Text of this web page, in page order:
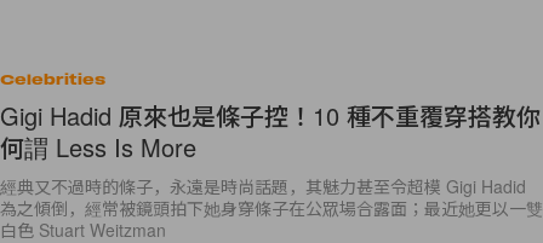
Celebrities
Gigi Hadid 原來也是條子控！10 種不重覆穿搭教你
何謂 Less Is More
經典又不過時的條子，永遠是時尚話題，其魅力甚至令超模 Gigi Hadid
為之傾倒，經常被鏡頭拍下她身穿條子在公眾場合露面；最近她更以一雙
白色 Stuart Weitzman